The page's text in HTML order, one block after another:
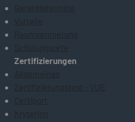
Garantietermine
Vorteile
Raumvermietung
Schulungsorte
Zertifizierungen
Allgemeines
Zertifizierungstest - VUE
Certiport
Kryterion